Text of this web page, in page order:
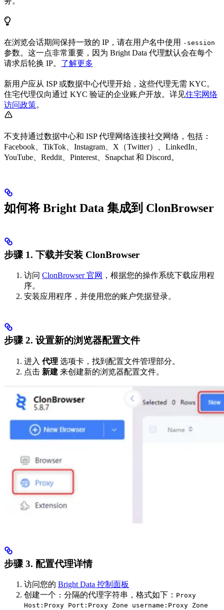
在浏览会话期间保持一致的 IP，请在用户名中使用 -session
参数。这一点非常重要，因为 Bright Data 代理默认会在每个
请求后轮换 IP。 了解更多
新用户应从 ISP 或数据中心代理开始，这些代理无需 KYC。
住宅代理仅向通过 KYC 验证的企业账户开放。详见住宅网络
访问政策。
不支持通过数据中心和 ISP 代理网络连接社交网络，包括：
Facebook、TikTok、Instagram、X（Twitter）、LinkedIn、
YouTube、Reddit、Pinterest、Snapchat 和 Discord。
如何将 Bright Data 集成到 ClonBrowser
步骤 1. 下载并安装 ClonBrowser
访问 ClonBrowser 官网 ，根据您的操作系统下载应用程
序。
安装应用程序，并使用您的账户凭据登录。
步骤 2. 设置新的浏览器配置文件
进入代理 选项卡，找到配置文件管理部分。
点击 新建 来创建新的浏览器配置文件。
步骤 3. 配置代理详情
访问您的 Bright Data 控制面板
创建一个 : 分隔的代理字符串，格式如下： Proxy
Host:Proxy Port:Proxy Zone username:Proxy Zone